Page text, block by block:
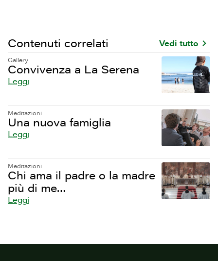
Contenuti correlati Vedi tutto
Gallery
Convivenza a La Serena
Leggi
Meditazioni
Una nuova famiglia
Leggi
Meditazioni
Chi ama il padre o la madre
più di me…
Leggi